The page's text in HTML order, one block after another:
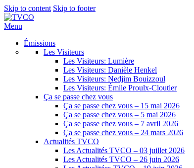
Skip to content Skip to footer
Menu
Émissions
Les Visiteurs
Les Visiteurs: Lumière
Les Visiteurs: Danièle Henkel
Les Visiteurs: Nedjim Bouizzoul
Les Visiteurs: Émile Proulx-Cloutier
Ça se passe chez vous
Ça se passe chez vous – 15 mai 2026
Ça se passe chez vous – 5 mai 2026
Ça se passe chez vous – 7 avril 2026
Ça se passe chez vous – 24 mars 2026
Actualités TVCO
Les Actualités TVCO – 03 juillet 2026
Les Actualités TVCO – 26 juin 2026